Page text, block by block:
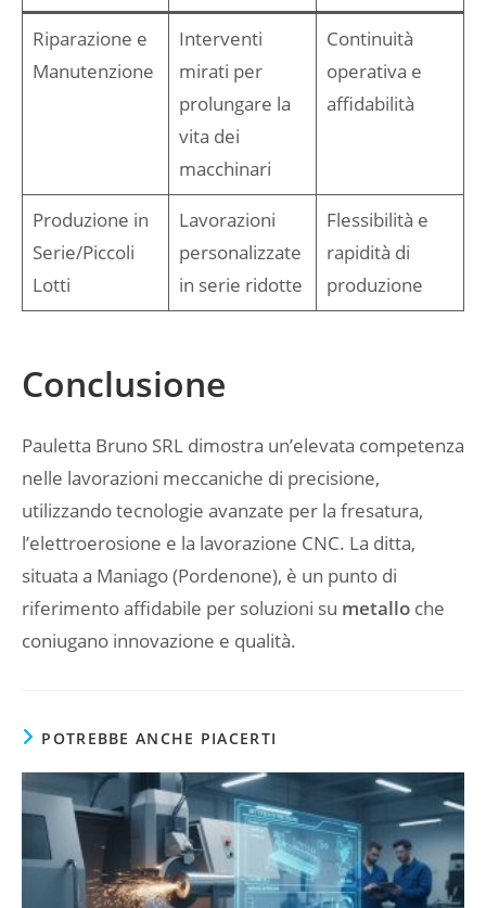
Riparazione e
Manutenzione
Interventi
mirati per
prolungare la
vita dei
macchinari
Continuità
operativa e
affidabilità
Produzione in
Serie/Piccoli
Lotti
Lavorazioni
personalizzate
in serie ridotte
Flessibilità e
rapidità di
produzione
Conclusione
Pauletta Bruno SRL dimostra un’elevata competenza
nelle lavorazioni meccaniche di precisione,
utilizzando tecnologie avanzate per la fresatura,
l’elettroerosione e la lavorazione CNC. La ditta,
situata a Maniago (Pordenone), è un punto di
riferimento affidabile per soluzioni su metallo che
coniugano innovazione e qualità.
POTREBBE ANCHE PIACERTI